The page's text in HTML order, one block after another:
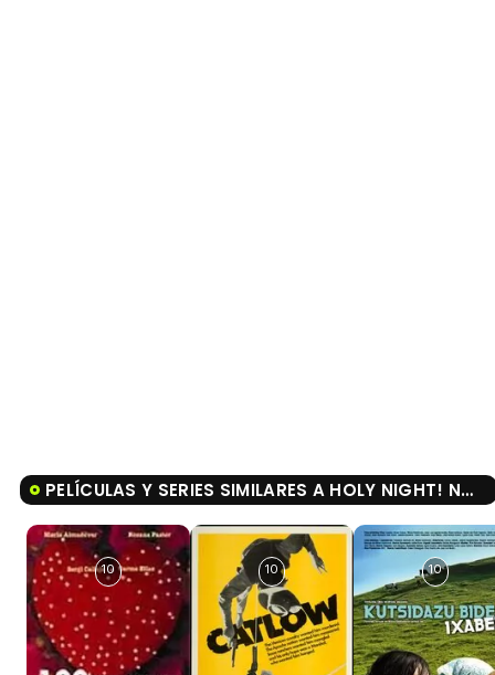
PELÍCULAS Y SERIES SIMILARES A HOLY NIGHT! NOCHE DE ¿PAZ?
10 10 10